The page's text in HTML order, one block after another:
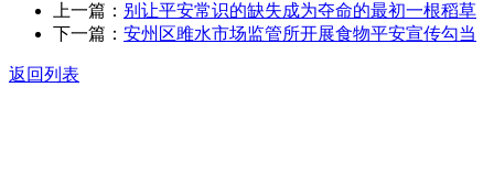
上一篇： 别让平安常识的缺失成为夺命的最初一根稻草
下一篇： 安州区雎水市场监管所开展食物平安宣传勾当
返回列表